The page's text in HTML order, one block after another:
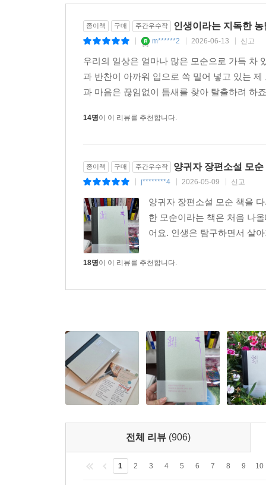
‘작가노트’를 통해 밝히고 있으니, 1998년, 그해
되었으면 한다.
종이책 구매 주간우수작 인생이라는 지독한
m******2 2026-06-13 신고
우리의 일상은 얼마나 많은 모순으로 가득 차
과 반찬이 아까워 입으로 쏙 밀어 넣고 있는
과 마음은 끊임없이 틈새를 찾아 탈출하려 하
14명이 이 리뷰를 추천합니다.
종이책 구매 주간우수작 양귀자 장편소설 모순
j********4 2026-05-09 신고
양귀자 장편소설 모순 책을
한 모순이라는 책은 처음 나
어요. 인생은 탐구하면서 살
18명이 이 리뷰를 추천합니다.
2
전체 리뷰 (906)
1 2 3 4 5 6 7 8 9 10